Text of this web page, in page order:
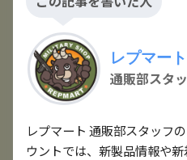
レプマー
通販部スタ
レプマート 通販部スタッフ
ウントでは、新製品情報や